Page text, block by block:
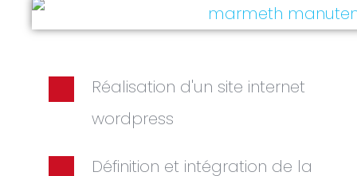
Réalisation d'un site internet
wordpress
Définition et intégration de la